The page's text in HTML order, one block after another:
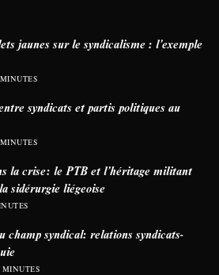
jaunes sur le syndicalisme : l’exemple
syndicats et partis politiques au
la crise: le PTB et l’héritage militant
sidérurgie liégeoise
champ syndical: relations syndicats-
MINUTES